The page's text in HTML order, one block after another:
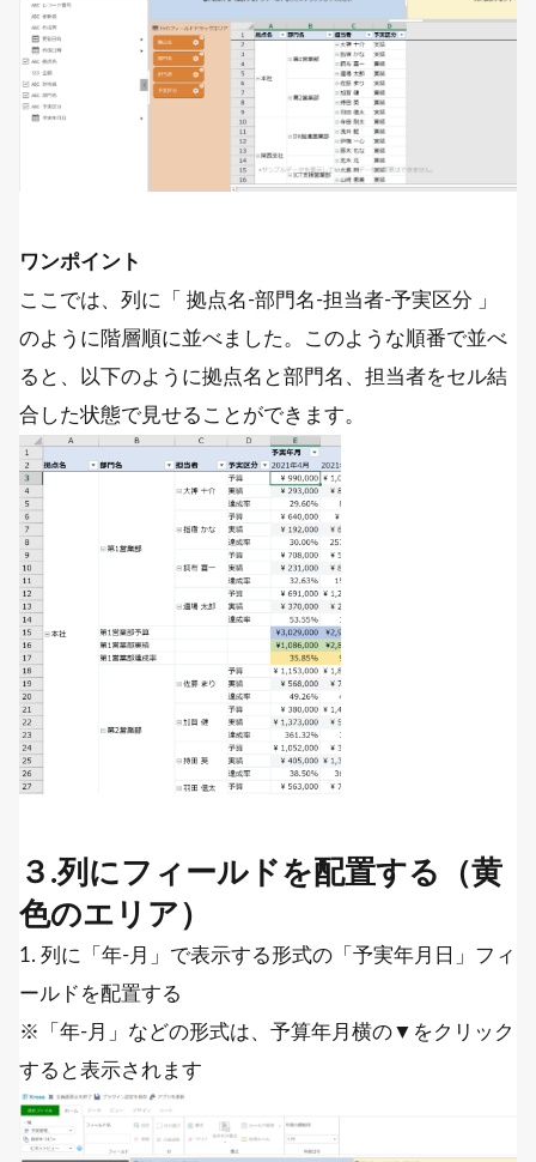
ワンポイント
ここでは、列に「 拠点名-部門名-担当者-予実区分 」
のように階層順に並べました。このような順番で並べ
ると、以下のように拠点名と部門名、担当者をセル結
合した状態で見せることができます。
３.列にフィールドを配置する（黄
色のエリア）
1. 列に「年-月」で表示する形式の「予実年月日」フィ
ールドを配置する
※「年-月」などの形式は、予算年月横の▼をクリック
すると表示されます